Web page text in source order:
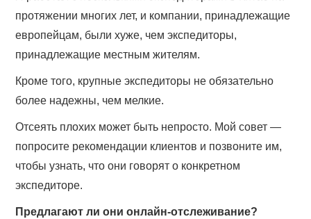
протяжении многих лет, и компании, принадлежащие
европейцам, были хуже, чем экспедиторы,
принадлежащие местным жителям.
Кроме того, крупные экспедиторы не обязательно
более надежны, чем мелкие.
Отсеять плохих может быть непросто. Мой совет —
попросите рекомендации клиентов и позвоните им,
чтобы узнать, что они говорят о конкретном
экспедиторе.
Предлагают ли они онлайн-отслеживание?